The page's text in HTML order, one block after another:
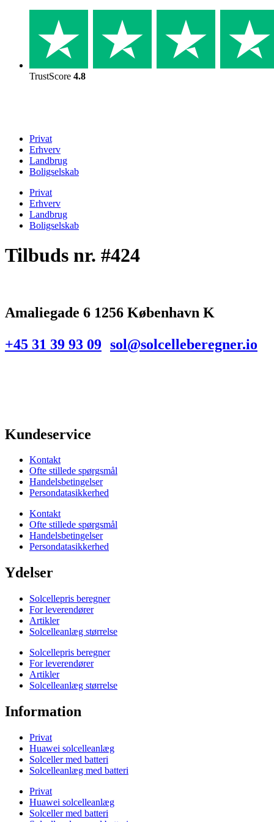
TrustScore 4.8
Privat
Erhverv
Landbrug
Boligselskab
Privat
Erhverv
Landbrug
Boligselskab
Tilbuds nr. #424
Amaliegade 6 1256 København K
+45 31 39 93 09 sol@solcelleberegner.io
Kundeservice
Kontakt
Ofte stillede spørgsmål
Handelsbetingelser
Persondatasikkerhed
Kontakt
Ofte stillede spørgsmål
Handelsbetingelser
Persondatasikkerhed
Ydelser
Solcellepris beregner
For leverendører
Artikler
Solcelleanlæg størrelse
Solcellepris beregner
For leverendører
Artikler
Solcelleanlæg størrelse
Information
Privat
Huawei solcelleanlæg
Solceller med batteri
Solcelleanlæg med batteri
Privat
Huawei solcelleanlæg
Solceller med batteri